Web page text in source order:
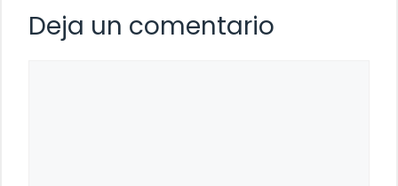
Deja un comentario